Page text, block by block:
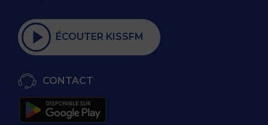
ÉCOUTER KISSFM
CONTACT